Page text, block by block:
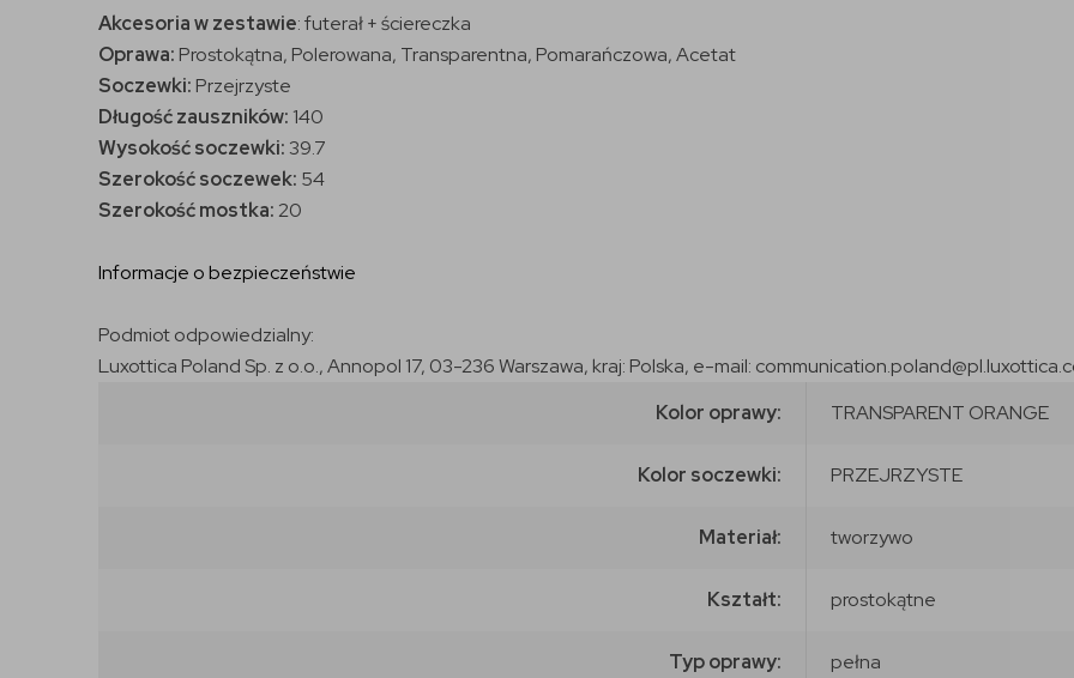
Akcesoria w zestawie: futerał + ściereczka
Oprawa: Prostokątna, Polerowana, Transparentna, Pomarańczowa, Acetat
Soczewki: Przejrzyste
Długość zauszników: 140
Wysokość soczewki: 39.7
Szerokość soczewek: 54
Szerokość mostka: 20
Informacje o bezpieczeństwie
Podmiot odpowiedzialny:
Luxottica Poland Sp. z o.o., Annopol 17, 03-236 Warszawa, kraj: Polska, e-mail:
Kolor oprawy:
TRANSPARENT ORANGE
Kolor soczewki: PRZEJRZYSTE
Materiał: tworzywo
Kształt: prostokątne
Typ oprawy: pełna